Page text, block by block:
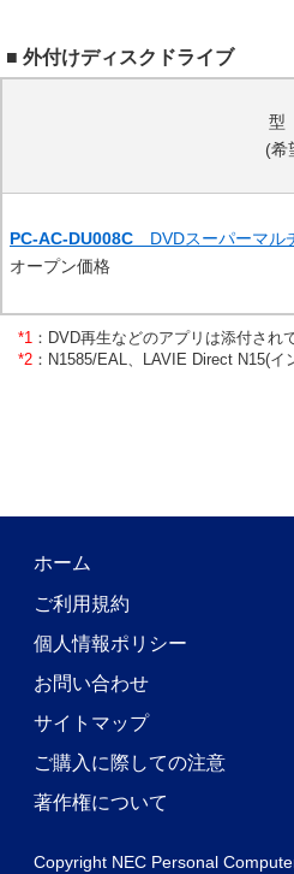
■ 外付けディスクドライブ
型
(希
PC-AC-DU008C DVDスーパーマル
オープン価格
*1 ： DVD再生などのアプリは添付され
*2 ： N1585/EAL、LAVIE Direct N15(
ホーム
ご利用規約
個人情報ポリシー
お問い合わせ
サイトマップ
ご購入に際しての注意
著作権について
Copyright NEC Personal